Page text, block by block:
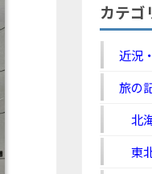
カテゴ
近況
旅の
北
東